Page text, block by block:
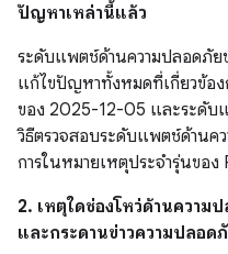
ปัญหาเหล่านี้แล้ว
ระดับแพตช์ด้านความปลอดภั
แก้ไขปัญหาทั้งหมดที่เกี่ยวข้อ
ของ 2025-12-05 และระดับ
วิธีตรวจสอบระดับแพตช์ด้านค
การในหมายเหตุประจำรุ่นขอ
2. เหตุใดช่องโหว่ด้านความ
และกระดานข่าวความปลอด